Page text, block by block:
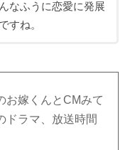
なふうに恋愛に発展
すね。
お嫁くんとCMみて
ドラマ、放送時間